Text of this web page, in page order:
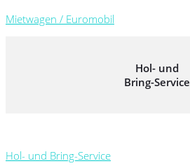
Mietwagen / Euromobil
Hol- und
Bring-Service
Hol- und Bring-Service